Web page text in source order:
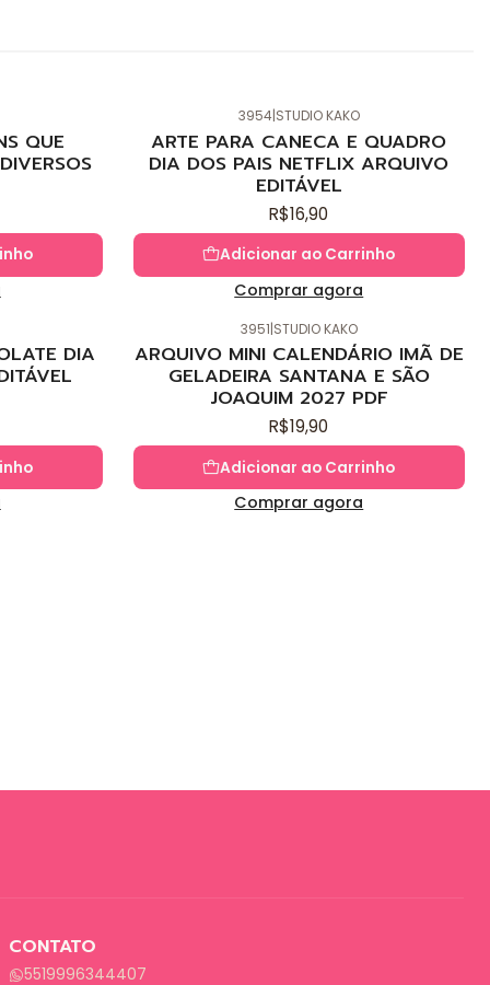
QUE
3954|STUDIO KAKO
ARTE PARA CANECA E QUADRO
DIA DOS PAIS NETFLIX ARQUIVO
EDITÁVEL
R$16,90
Adicionar ao Carrinho
Comprar agora
DIA
3951|STUDIO KAKO
ARQUIVO MINI CALENDÁRIO IMÃ DE
GELADEIRA SANTANA E SÃO
JOAQUIM 2027 PDF
R$19,90
Adicionar ao Carrinho
Comprar agora
CONTATO
5519996344407